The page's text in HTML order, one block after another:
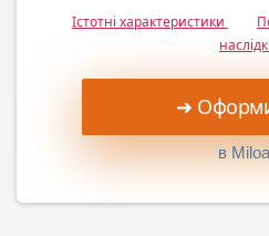
Істотні характеристики
➜
в